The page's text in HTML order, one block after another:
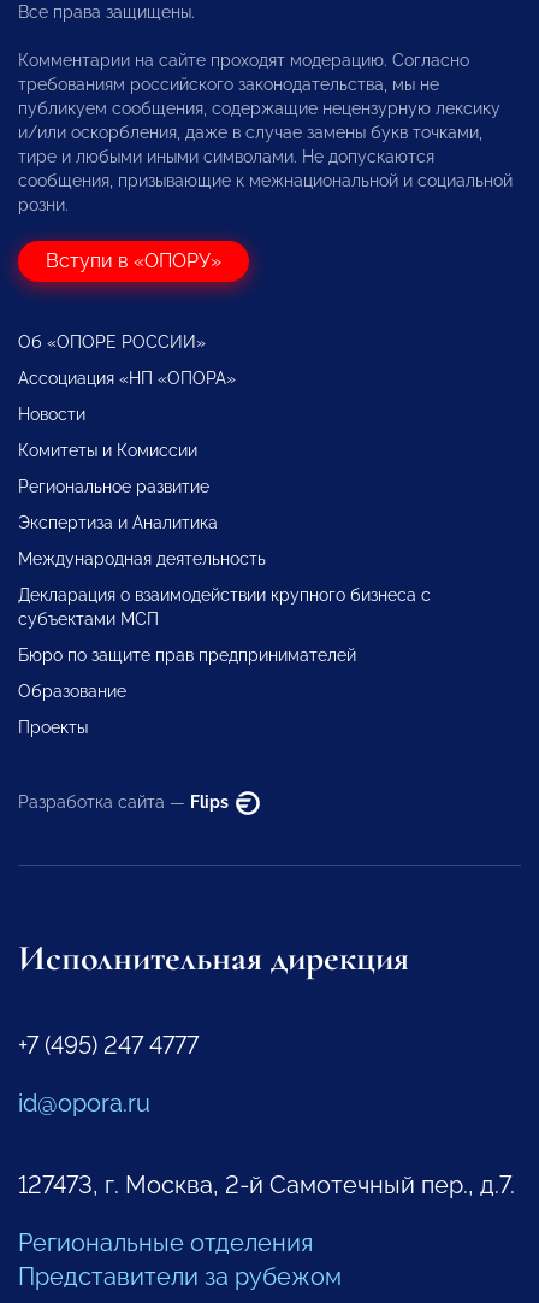
Все права защищены.
Комментарии на сайте проходят модерацию. Согласно
требованиям российского законодательства, мы не
публикуем сообщения, содержащие нецензурную лексику
и/или оскорбления, даже в случае замены букв точками,
тире и любыми иными символами. Не допускаются
сообщения, призывающие к межнациональной и социальной
розни.
Вступи в «ОПОРУ»
Об «ОПОРЕ РОССИИ»
Ассоциация «НП «ОПОРА»
Новости
Комитеты и Комиссии
Региональное развитие
Экспертиза и Аналитика
Международная деятельность
Декларация о взаимодействии крупного бизнеса с
субъектами МСП
Бюро по защите прав предпринимателей
Образование
Проекты
Разработка сайта — Flips
Исполнительная дирекция
+7 (495) 247 4777
id@opora.ru
127473, г. Москва, 2-й Самотечный пер., д.7.
Региональные отделения
Представители за рубежом